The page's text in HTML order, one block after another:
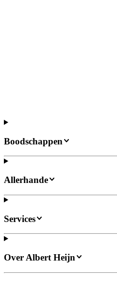
Boodschappen
Allerhande
Services
Over Albert Heijn